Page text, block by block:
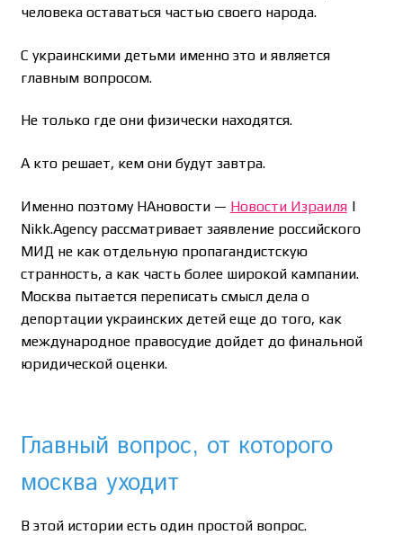
человека оставаться частью своего народа.
С украинскими детьми именно это и является
главным вопросом.
Не только где они физически находятся.
А кто решает, кем они будут завтра.
Именно поэтому НАновости — Новости Израиля|
Nikk.Agency рассматривает заявление российского
МИД не как отдельную пропагандистскую
странность, а как часть более широкой кампании.
Москва пытается переписать смысл дела о
депортации украинских детей еще до того, как
международное правосудие дойдет до финальной
юридической оценки.
Главный вопрос, от которого
москва уходит
В этой истории есть один простой вопрос.